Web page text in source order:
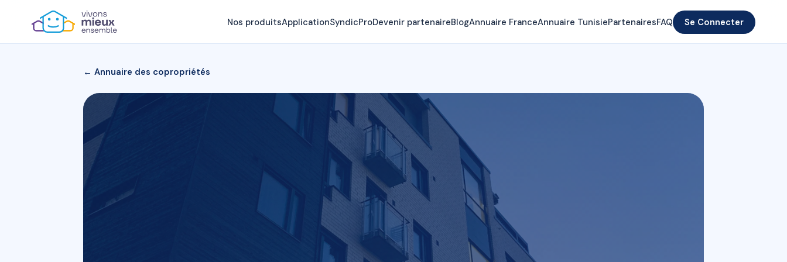
Nos produitsApplicationSyndicProDevenir partenaireBlogAnnuaire FranceAnnuaire TunisiePartenairesFAQ Se Connecter
← Annuaire des copropriétés